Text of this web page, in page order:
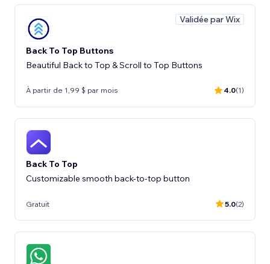
Validée par Wix
Back To Top Buttons
Beautiful Back to Top & Scroll to Top Buttons
À partir de 1,99 $ par mois 4.0(1)
Back To Top
Customizable smooth back-to-top button
Gratuit 5.0(2)